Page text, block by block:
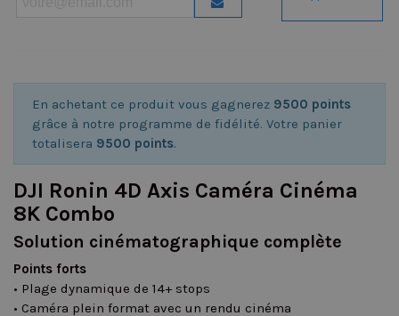
En achetant ce produit vous gagnerez 9500 points
grâce à notre programme de fidélité. Votre panier
totalisera 9500 points.
DJI Ronin 4D Axis Caméra Cinéma
8K Combo
Solution cinématographique complète
Points forts
• Plage dynamique de 14+ stops
• Caméra plein format avec un rendu cinéma